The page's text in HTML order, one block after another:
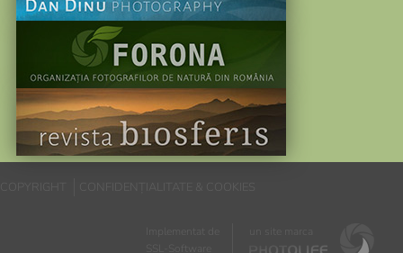
CONFIDENȚIALITATE & COOKIES
un site marca
Implementat de